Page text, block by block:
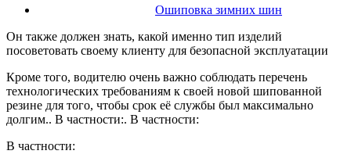
Ошиповка зимних шин
Он также должен знать, какой именно тип изделий
посоветовать своему клиенту для безопасной эксплуатации
Кроме того, водителю очень важно соблюдать перечень
технологических требованиям к своей новой шипованной
резине для того, чтобы срок её службы был максимально
долгим.. В частности:. В частности:
В частности: